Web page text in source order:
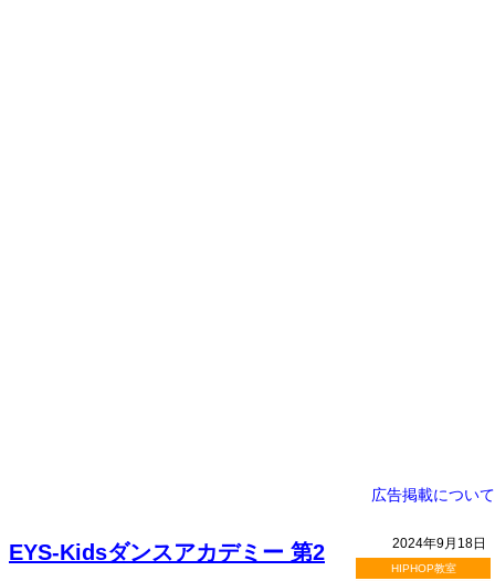
広告掲載について
2024年9月18日
HIPHOP教室
EYS-Kidsダンスアカデミー 第2